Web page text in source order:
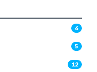
6
5
12